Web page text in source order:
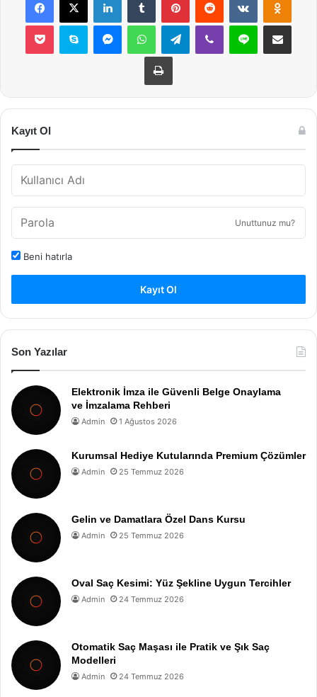
Pocket Skype MessengerWhatsAppTelegramViber Line E-Posta ile
Yazdır
Kayıt Ol
Unuttunuz mu?
Beni hatırla
Kayıt Ol
Son Yazılar
Elektronik İmza ile Güvenli Belge Onaylama
ve İmzalama Rehberi
Admin 1 Ağustos 2026
Kurumsal Hediye Kutularında Premium Çözümler
Admin 25 Temmuz 2026
Gelin ve Damatlara Özel Dans Kursu
Admin 25 Temmuz 2026
Oval Saç Kesimi: Yüz Şekline Uygun Tercihler
Admin 24 Temmuz 2026
Otomatik Saç Maşası ile Pratik ve Şık Saç
Modelleri
Admin 24 Temmuz 2026